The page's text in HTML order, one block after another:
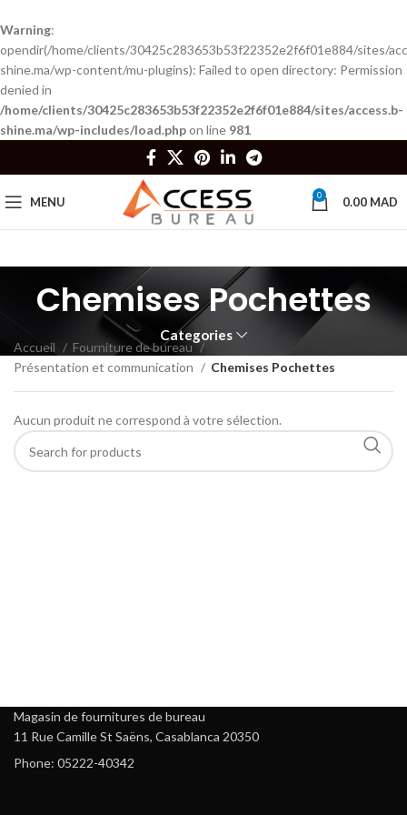
Warning:
opendir(/home/clients/30425c283653b53f22352e2f6f01e884/sites/
shine.ma/wp-content/mu-plugins): Failed to open directory: Permission
denied in
/home/clients/30425c283653b53f22352e2f6f01e884/sites/access.b-
shine.ma/wp-includes/load.phpon line 981
MENU 0 0.00 MAD
Chemises Pochettes
Categories
Accueil
Fourniture de bureau
Présentation et communication
Chemises Pochettes
Aucun produit ne correspond à votre sélection.
Magasin de fournitures de bureau
11 Rue Camille St Saëns, Casablanca 20350
Phone: 05222-40342